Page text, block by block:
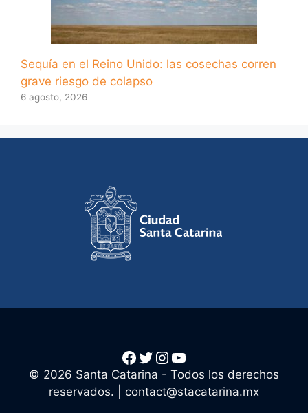
Sequía en el Reino Unido: las cosechas corren
grave riesgo de colapso
6 agosto, 2026
© 2026 Santa Catarina - Todos los derechos
reservados. | contact@stacatarina.mx
Facebook
Twitter
Instagram
YouTube